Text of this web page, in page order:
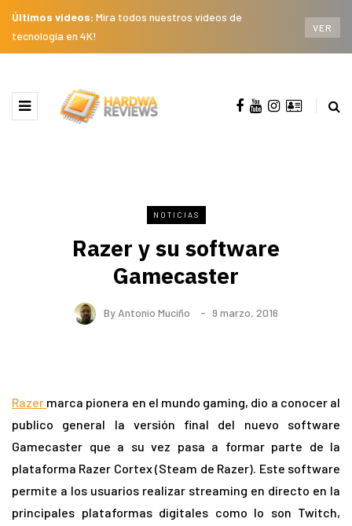
Últimos videos: Mira todos nuestros videos de
tecnología en 4K!
VER
NOTICIAS
Razer y su software
Gamecaster
By Antonio Muciño 9 marzo, 2016
Razer marca pionera en el mundo gaming, dio a conocer al
publico general la versión final del nuevo software
Gamecaster que a su vez pasa a formar parte de la
plataforma Razer Cortex (Steam de Razer). Este software
permite a los usuarios realizar streaming en directo en la
principales plataformas digitales como lo son Twitch,